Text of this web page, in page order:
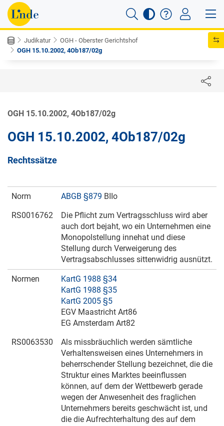
Judikatur
OGH - Oberster Gerichtshof
OGH 15.10.2002, 4Ob187/02g
OGH 15.10.2002, 4Ob187/02g
OGH 15.10.2002, 4Ob187/02g
Rechtssätze
Norm ABGB §879 BIIo
RS0016762
Die Pflicht zum Vertragsschluss wird aber
auch dort bejaht, wo ein Unternehmen eine
Monopolstellung innehat und diese
Stellung durch Verweigerung des
Vertragsabschlusses sittenwidrig ausnützt.
Normen
KartG 1988 §34
KartG 1988 §35
KartG 2005 §5
EGV Maastricht Art86
EG Amsterdam Art82
RS0063530
Als missbräuchlich werden sämtliche
Verhaltensweisen eines Unternehmers in
beherrschender Stellung bezeichnet, die die
Struktur eines Marktes beeinflussen
können, auf dem der Wettbewerb gerade
wegen der Anwesenheit des fraglichen
Unternehmers bereits geschwächt ist, und
die die Aufrechterhaltung des auf dem